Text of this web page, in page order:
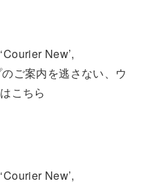
New’,
ご案内を逃さない、ウ
こちら
New’,